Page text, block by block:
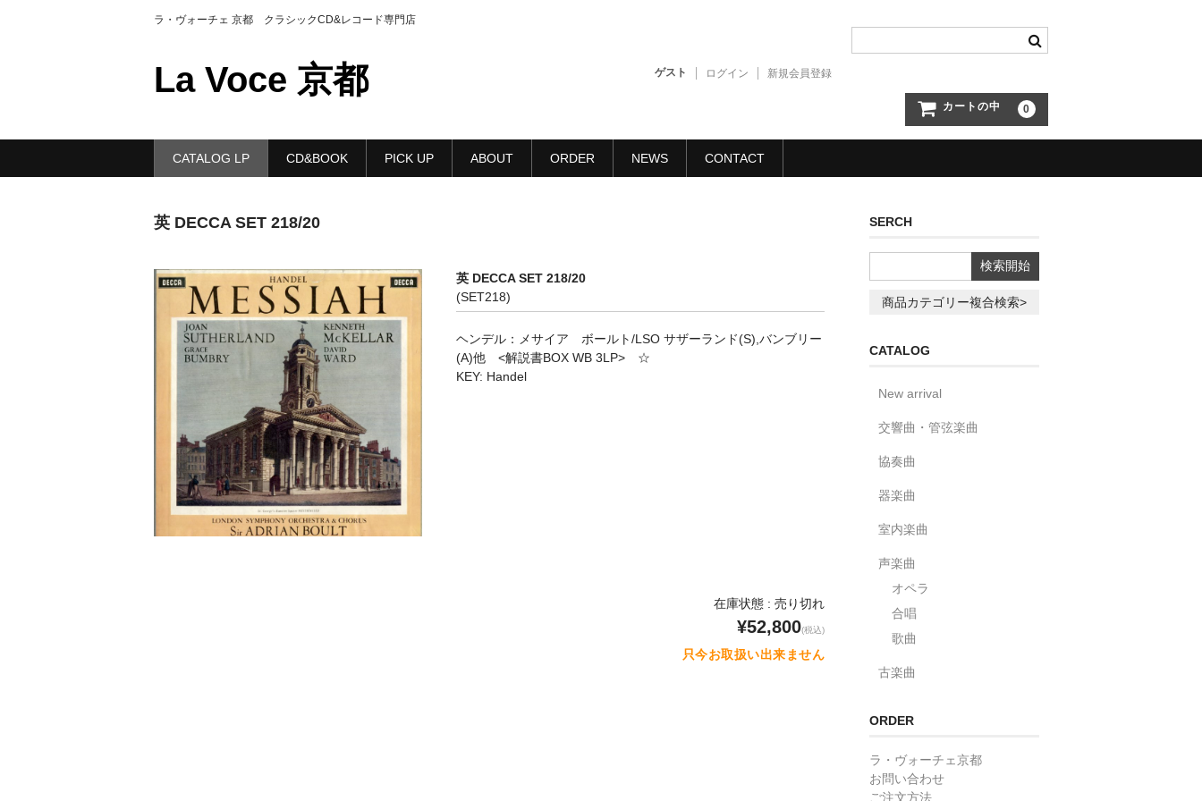
ラ・ヴォーチェ 京都 クラシックCD&レコード専門店
La Voce 京都 ゲスト ログイン 新規会員登録
カートの中 0
CATALOG LP CD&BOOK PICK UP ABOUT ORDER NEWS CONTACT
英 DECCA SET 218/20
英 DECCA SET 218/20
(SET218)
ヘンデル：メサイア ボールト/LSO サザーランド(S),バンブリー
(A)他 <解説書BOX WB 3LP> ☆
KEY: Handel
在庫状態 : 売り切れ
¥52,800(税込)
只今お取扱い出来ません
SERCH
商品カテゴリー複合検索>
CATALOG
New arrival
交響曲・管弦楽曲
協奏曲
器楽曲
室内楽曲
声楽曲
オペラ
合唱
歌曲
古楽曲
ORDER
ラ・ヴォーチェ京都
お問い合わせ
ご注文方法